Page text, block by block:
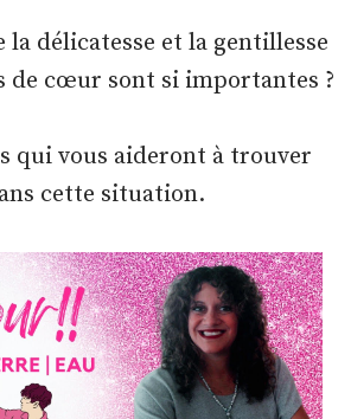
délicatesse et la gentillesse
de cœur sont si importantes ?
qui vous aideront à trouver
cette situation.